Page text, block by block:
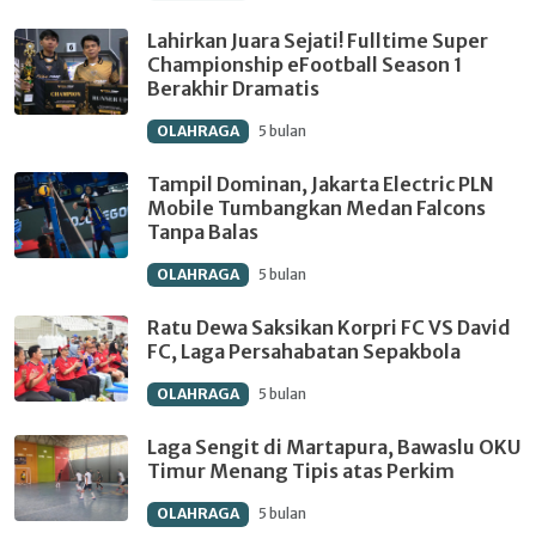
Lahirkan Juara Sejati! Fulltime Super
Championship eFootball Season 1
Berakhir Dramatis
OLAHRAGA 5 bulan
Tampil Dominan, Jakarta Electric PLN
Mobile Tumbangkan Medan Falcons
Tanpa Balas
OLAHRAGA 5 bulan
Ratu Dewa Saksikan Korpri FC VS David
FC, Laga Persahabatan Sepakbola
OLAHRAGA 5 bulan
Laga Sengit di Martapura, Bawaslu OKU
Timur Menang Tipis atas Perkim
OLAHRAGA 5 bulan